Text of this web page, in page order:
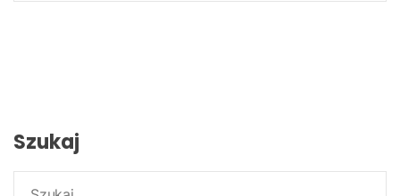
Szukaj